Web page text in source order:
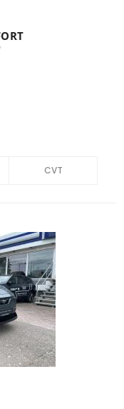
CVT